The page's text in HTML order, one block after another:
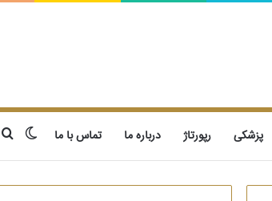
پزشکی رپورتاژ درباره ما تماس با ما